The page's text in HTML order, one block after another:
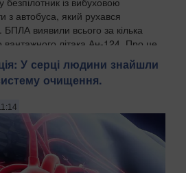
з автобуса, який рухався
виявили всього за кілька
вантажного літака Ан-124. Про це
на німецькі органи безпек...
У серці людини знайшли
очищення.